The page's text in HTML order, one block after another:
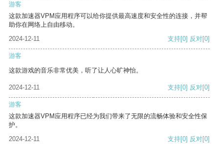
游客
这款加速器VPM应用程序可以给你提供最高速度和安全性的连接，并帮
助你在网络上自由移动。
2024-12-11
支持[0] 反对[0]
游客
这款游戏的音乐非常优美，听了让人心旷神怡。
2024-12-11 支持[0] 反对[0]
游客
这款加速器VPM应用程序已经为我们带来了无限的流畅体验和安全性保
护。
2024-12-11
支持[0] 反对[0]